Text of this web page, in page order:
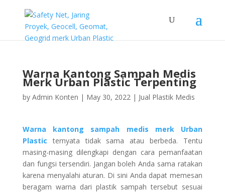
Warna Kantong Sampah Medis
Merk Urban Plastic Terpenting
by Admin Konten | May 30, 2022| Jual Plastik Medis
Warna kantong sampah medis merk Urban
Plastic ternyata tidak sama atau berbeda. Tentu
masing-masing dilengkapi dengan cara pemanfaatan
dan fungsi tersendiri. Jangan boleh Anda sama ratakan
karena menyalahi aturan. Di sini Anda dapat memesan
beragam warna dari plastik sampah tersebut sesuai